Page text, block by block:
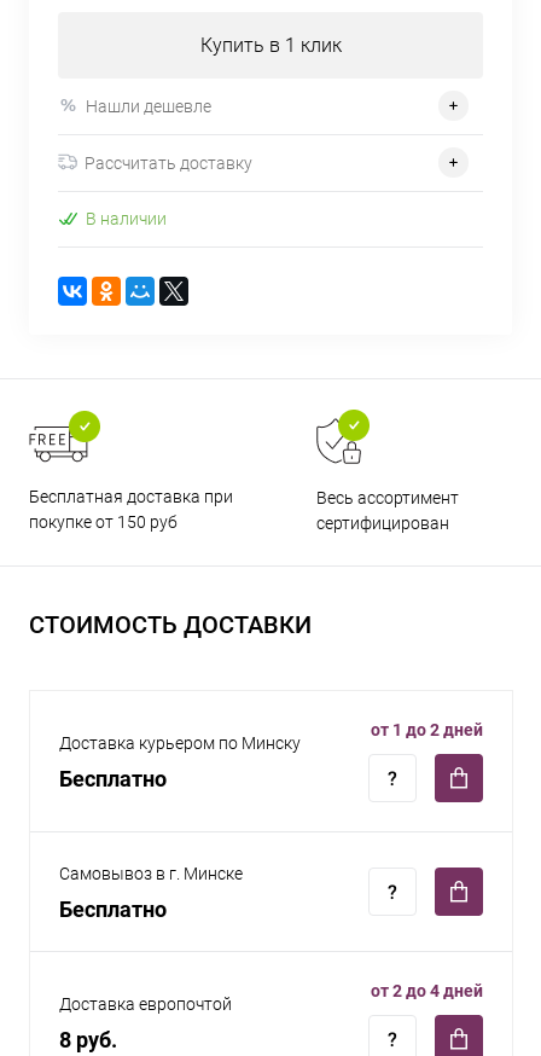
Купить в 1 клик
Нашли дешевле
Рассчитать доставку
В наличии
Бесплатная доставка при
покупке от 150 руб
Весь ассортимент
сертифицирован
СТОИМОСТЬ ДОСТАВКИ
Доставка курьером по Минску
Бесплатно
от 1 до 2 дней
Самовывоз в г. Минске
Бесплатно
Доставка европочтой
8 руб.
от 2 до 4 дней